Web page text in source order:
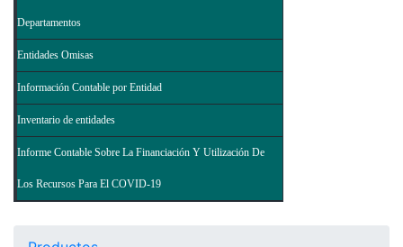
Departamentos
Entidades Omisas
Información Contable por Entidad
Inventario de entidades
Informe Contable Sobre La Financiación Y Utilización De
Los Recursos Para El COVID-19